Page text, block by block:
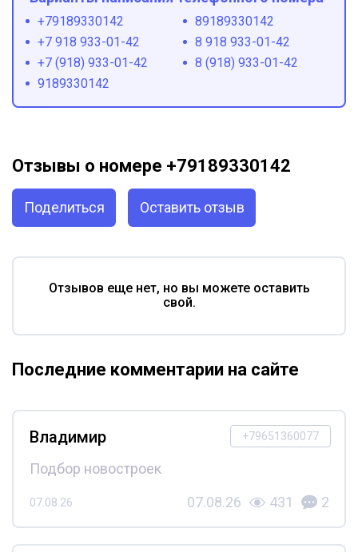
+79189330142
89189330142
+7 918 933-01-42
8 918 933-01-42
+7 (918) 933-01-42
8 (918) 933-01-42
9189330142
Отзывы о номере +79189330142
Поделиться Оставить отзыв
Отзывов еще нет, но вы можете оставить
свой.
Последние комментарии на сайте
+79651360077
Владимир
Подбор новостроек
07.08.26 07.08.26 431 2